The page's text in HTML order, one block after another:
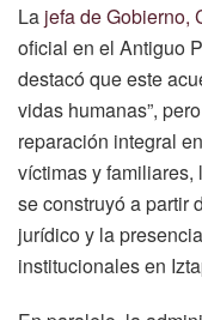
La jefa de Gobierno,
oficial en el Antiguo
destacó que este
vidas humanas”,
reparación integral
víctimas y
se construyó a partir
jurídico y la
institucionales en